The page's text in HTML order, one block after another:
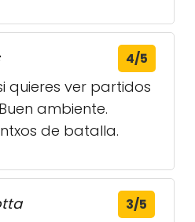
4/5
quieres ver partidos
ambiente.
de batalla.
3/5